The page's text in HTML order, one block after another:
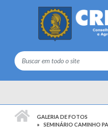
GALERIA DE FOTOS
SEMINÁRIO CAMINHO